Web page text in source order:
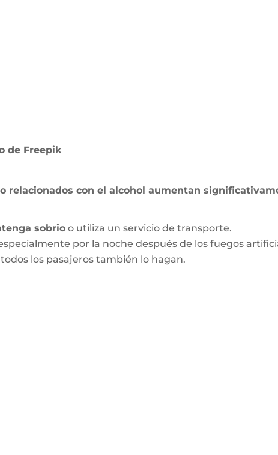
de Freepik
relacionados con el alcohol aumentan
sobrio o utiliza un servicio de transporte.
por la noche después de los fuegos
los pasajeros también lo hagan.